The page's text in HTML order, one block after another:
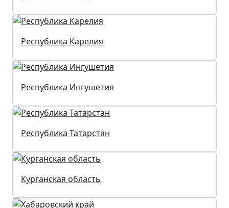
Республика Карелия
Республика Ингушетия
Республика Татарстан
Курганская область